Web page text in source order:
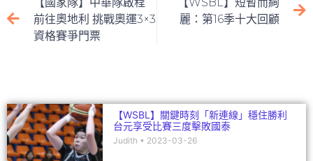
b
o
at
dI
前往奧地利 挑戰奧運3×3
資格賽爭門票
麗：第16季十大回顧
【WSBL】關鍵時刻「新連線」穩住勝利
台元享受比賽三度擊敗國泰
Judith 2023-03-26